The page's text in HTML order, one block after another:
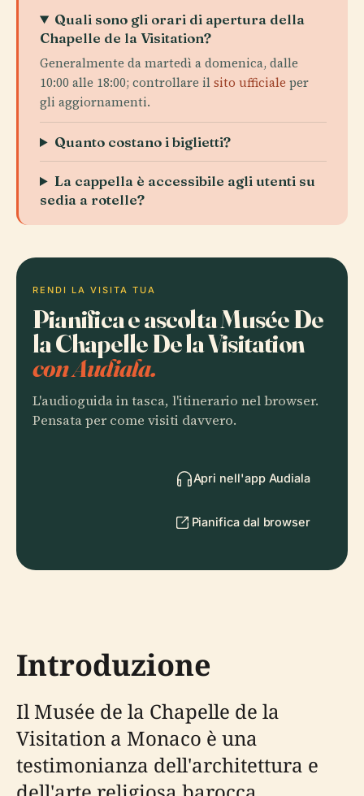
Quali sono gli orari di apertura della
Chapelle de la Visitation?
Generalmente da martedì a domenica, dalle
10:00 alle 18:00; controllare ilsito ufficiale per
gli aggiornamenti.
Quanto costano i biglietti?
La cappella è accessibile agli utenti su
sedia a rotelle?
RENDI LA VISITA TUA
Pianifica e ascolta Musée De
la Chapelle De la Visitation
con Audiala.
L'audioguida in tasca, l'itinerario nel browser.
Pensata per come visiti davvero.
Apri nell'app Audiala
Pianifica dal browser
Introduzione
Il Musée de la Chapelle de la
Visitation a Monaco è una
testimonianza dell'architettura e